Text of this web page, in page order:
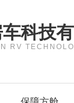
科技
RV